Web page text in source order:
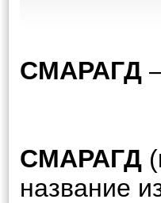
СМАРАГД
СМАРАГД
название